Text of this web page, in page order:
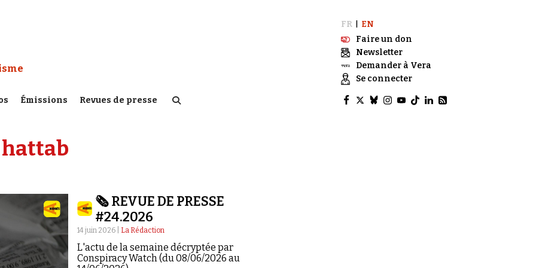
:
Émissions Revues de presse
FR
EN
Faire un don
Newsletter
Demander à Vera
Se connecter
🗞️ REVUE DE PRESSE
#24.2026
14 juin 2026 | La Rédaction
L'actu de la semaine décryptée par
Conspiracy Watch (du 08/06/2026 au